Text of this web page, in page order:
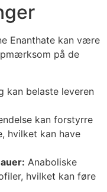
Enanthate kan være
på de
kan belaste leveren
kan forstyrre
hvilket kan have
Anaboliske
hvilket kan føre